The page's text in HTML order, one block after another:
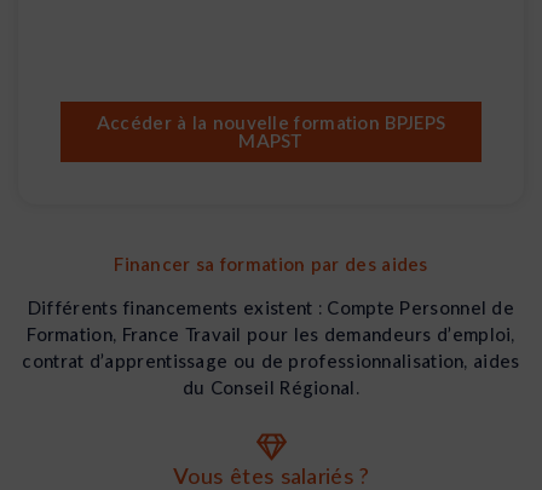
Accéder à la nouvelle formation BPJEPS
MAPST
Financer sa formation par des aides
Différents financements existent : Compte Personnel de
Formation, France Travail pour les demandeurs d’emploi,
contrat d’apprentissage ou de professionnalisation, aides
du Conseil Régional.
Vous êtes salariés ?